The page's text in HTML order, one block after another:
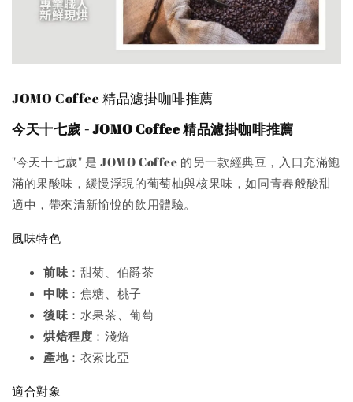
JOMO Coffee 精品濾掛咖啡推薦
今天十七歲 - JOMO Coffee 精品濾掛咖啡推薦
"今天十七歲" 是 JOMO Coffee 的另一款經典豆，入口充滿飽
滿的果酸味，緩慢浮現的葡萄柚與核果味，如同青春般酸甜
適中，帶來清新愉悅的飲用體驗。
風味特色
前味 ：甜菊、伯爵茶
中味 ：焦糖、桃子
後味 ：水果茶、葡萄
烘焙程度 ：淺焙
產地：衣索比亞
適合對象